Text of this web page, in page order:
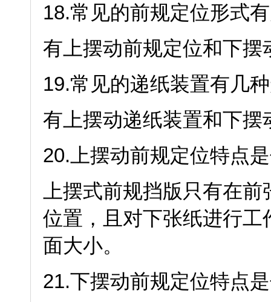
18.常见的前规定位形式
有上摆动前规定位和下
19.常见的递纸装置有几
有上摆动递纸装置和下
20.上摆动前规定位特点
上摆式前规挡版只有在
位置，且对下张纸进行
面大小。
21.下摆动前规定位特点